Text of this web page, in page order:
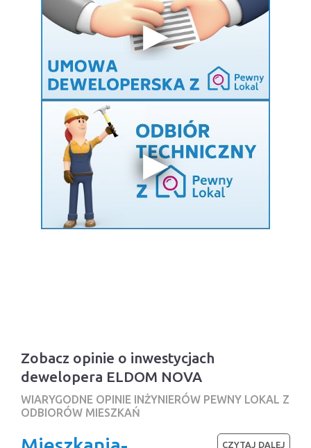
Zobacz opinie o inwestycjach
dewelopera ELDOM NOVA
WIARYGODNE OPINIE INŻYNIERÓW PEWNY LOKAL Z
ODBIORÓW MIESZKAŃ
CZYTAJ DALEJ